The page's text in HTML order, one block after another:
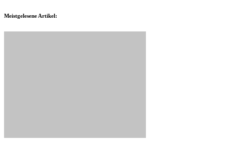
Meistgelesene Artikel: